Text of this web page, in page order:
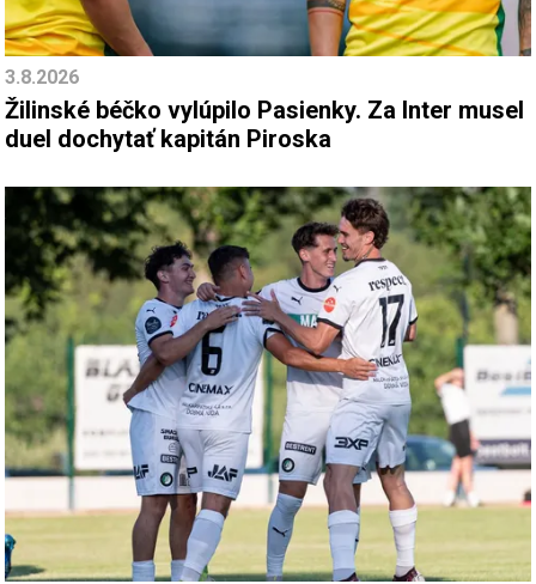
3.8.2026
Žilinské béčko vylúpilo Pasienky. Za Inter musel
duel dochytať kapitán Piroska